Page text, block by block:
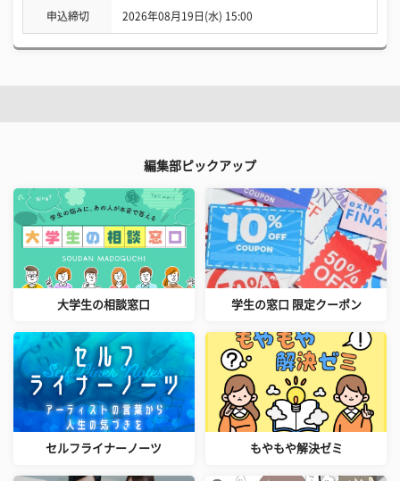
申込締切 2026年08月19日(水) 15:00
編集部ピックアップ
大学生の相談窓口 学生の窓口 限定クーポン
セルフライナーノーツ もやもや解決ゼミ